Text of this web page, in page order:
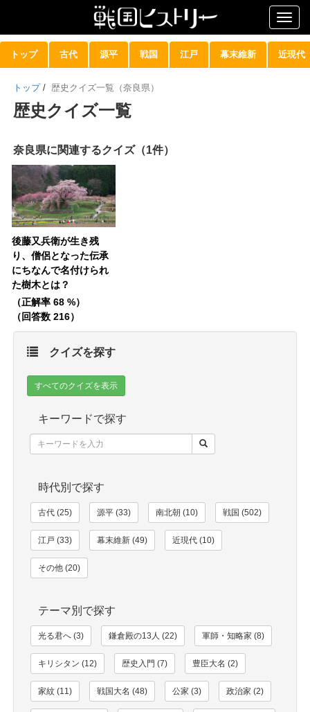
トップ 古代 源平 戦国 江戸 幕末維新 近現代
トップ / 歴史クイズ一覧（奈良県）
歴史クイズ一覧
奈良県に関連するクイズ（1件）
後藤又兵衛が生き残
り、僧侶となった伝承
にちなんで名付けられ
た樹木とは？
（正解率 68 %）
（回答数 216）
クイズを探す
すべてのクイズを表示
キーワードで探す
時代別で探す
古代 (25) 源平 (33) 南北朝 (10) 戦国 (502)
江戸 (33) 幕末維新 (49) 近現代 (10)
その他 (20)
テーマ別で探す
光る君へ (3) 鎌倉殿の13人 (22) 軍師・知略家 (8)
キリシタン (12) 歴史入門 (7) 豊臣大名 (2)
家紋 (11) 戦国大名 (48) 公家 (3) 政治家 (2)